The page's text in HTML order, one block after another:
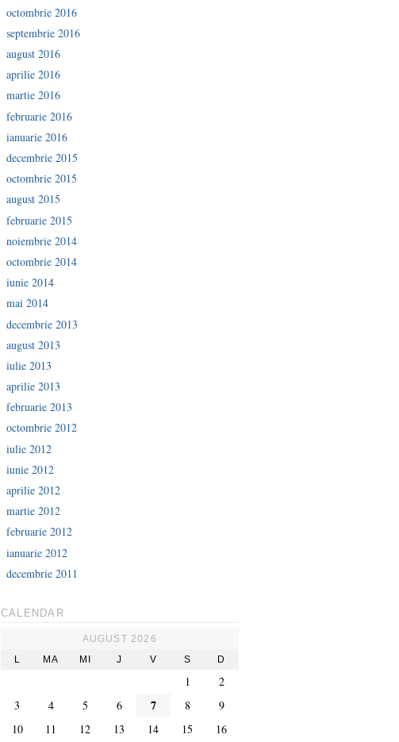
octombrie 2016
septembrie 2016
august 2016
aprilie 2016
martie 2016
februarie 2016
ianuarie 2016
decembrie 2015
octombrie 2015
august 2015
februarie 2015
noiembrie 2014
octombrie 2014
iunie 2014
mai 2014
decembrie 2013
august 2013
iulie 2013
aprilie 2013
februarie 2013
octombrie 2012
iulie 2012
iunie 2012
aprilie 2012
martie 2012
februarie 2012
ianuarie 2012
decembrie 2011
CALENDAR
AUGUST 2026
L
MA MI J V S D
1
2
3
4 5 6 7 8
9
10
11 12 13 14 15
16